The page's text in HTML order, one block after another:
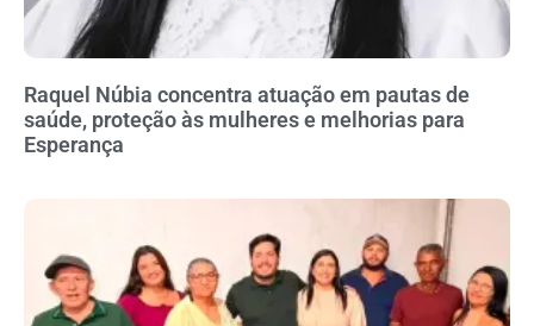
Raquel Núbia concentra atuação em pautas de
saúde, proteção às mulheres e melhorias para
Esperança